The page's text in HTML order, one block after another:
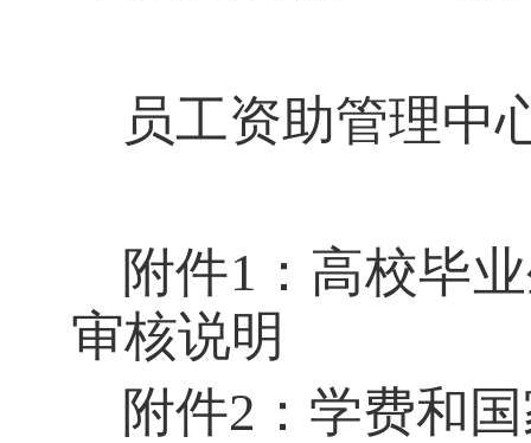
员工资助管理中
附件1：高校毕
审核说明
附件2：学费和